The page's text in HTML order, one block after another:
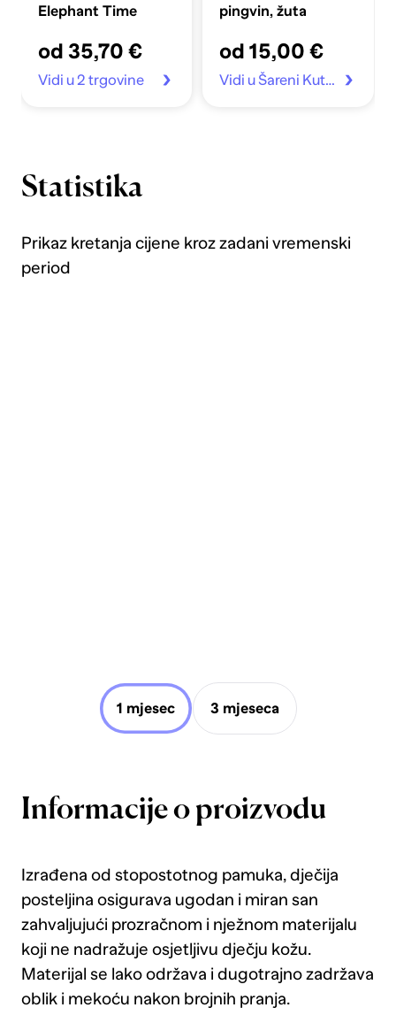
Elephant Time
od 35,70 €
Vidi u 2 trgovine
pingvin, žuta
od 15,00 €
Vidi u Šareni Kutak
Statistika
Prikaz kretanja cijene kroz zadani vremenski
period
1 mjesec 3 mjeseca
Informacije o proizvodu
Izrađena od stopostotnog pamuka, dječija
posteljina osigurava ugodan i miran san
zahvaljujući prozračnom i nježnom materijalu
koji ne nadražuje osjetljivu dječju kožu.
Materijal se lako održava i dugotrajno zadržava
oblik i mekoću nakon brojnih pranja.